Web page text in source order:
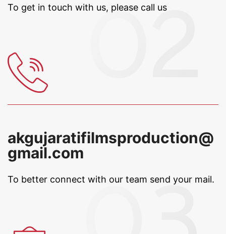
To get in touch with us, please call us
akgujaratifilmsproduction@
gmail.com
To better connect with our team send your mail.